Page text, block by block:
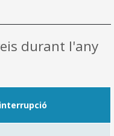
Ajuda
durant l'any